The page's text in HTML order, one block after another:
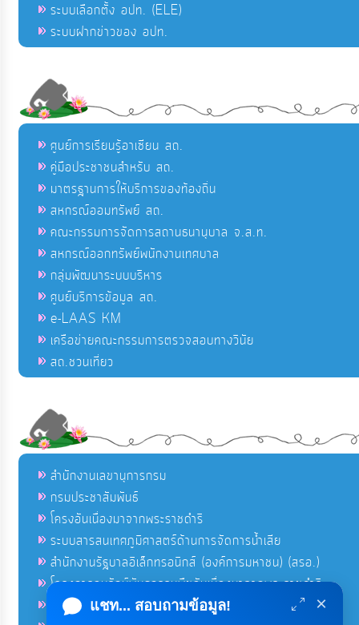
ระบบเลือกตั้ง อปท. (ELE)
ระบบฝากข่าวของ อปท.
ศูนย์การเรียนรู้อาเซียน สถ.
คู่มือประชาชนสำหรับ สถ.
มาตรฐานการให้บริการของท้องถิ่น
สหกรณ์ออมทรัพย์ สถ.
คณะกรรมการจัดการสถานธนานุบาล จ.ส.ท.
สหกรณ์ออกทรัพย์พนักงานเทศบาล
กลุ่มพัฒนาระบบบริหาร
ศูนย์บริการข้อมูล สถ.
e-LAAS KM
เครือข่ายคณะกรรมการตรวจสอบทางวินัย
สถ.ชวนเที่ยว
สำนักงานเลขานุการกรม
กรมประชาสัมพันธ์
โครงอันเนื่องมาจากพระราชดำริ
ระบบสารสนเทศภูมิศาสตร์ด้านการจัดการน้ำเสีย
สำนักงานรัฐบาลอิเล็กทรอนิกส์ (องค์การมหาชน) (สรอ.)
โครงการอนุรักษ์พันธุกรรมพืชอันเนื่องมาจากพระราชดำริ
คลังข่าวมหาไทย
แชท... สอบถามข้อมูล! ×